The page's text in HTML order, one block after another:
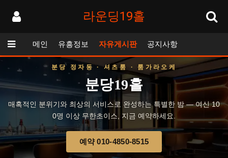
라운딩19홀
메인 유흥정보 자유게시판 공지사항
분당 정자동 · 셔츠룸 · 룸가라오케
분당19홀
매혹적인 분위기와 최상의 서비스로 완성하는 특별한 밤 — 여신 10
0명 이상 무한초이스, 지금 예약하세요.
예약 010-4850-8515